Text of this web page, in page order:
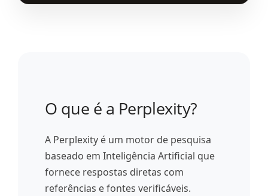
O que é a Perplexity?
A Perplexity é um motor de pesquisa
baseado em Inteligência Artificial que
fornece respostas diretas com
referências e fontes verificáveis.